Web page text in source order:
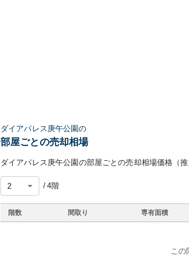
ダイアパレス庚午公園の
部屋ごとの売却相場
ダイアパレス庚午公園 の部屋ごとの売却相場価格（推
/4階
階数 間取り 専有面積
この